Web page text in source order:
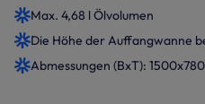
Max. 4,68 l Ölvolumen
Die Höhe der Auffangwanne
Abmessungen (BxT):